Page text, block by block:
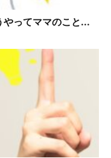
やってママのこと...